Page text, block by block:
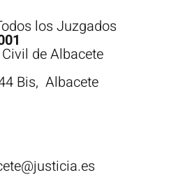
los Juzgados
de Albacete
Bis, Albacete